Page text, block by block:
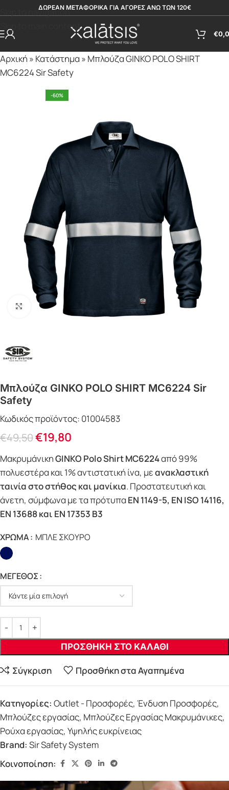
Skip to navigation
Skip to main content
ΔΩΡΕΑΝ ΜΕΤΑΦΟΡΙΚΑ ΓΙΑ ΑΓΟΡΕΣ ΑΝΩ ΤΩΝ 120€
€
Αρχική » Κατάστημα» Μπλούζα GINKO POLO SHIRT
MC6224 Sir Safety
-60%
Click to enlarge
Μπλούζα GINKO POLO SHIRT MC6224 Sir
Safety
Κωδικός προϊόντος: 01004583
€49,50€19,80
ΜακρυμάνικηGINKO Polo Shirt MC6224από 99%
πολυεστέρα και 1% αντιστατική ίνα, μεανακλαστική
ταινία στο στήθος και μανίκια. Προστατευτική και
άνετη, σύμφωνα με τα πρότυπαEN 1149-5, EN ISO 14116,
EN 13688 και EN 17353 B3
ΧΡΩΜΑ ΜΠΛΕ ΣΚΟΥΡΟ
ΜΕΓΕΘΟΣ
ΠΡΟΣΘΗΚΗ ΣΤΟ ΚΑΛΑΘΙ
Σύγκριση Προσθήκη στα Αγαπημένα
Κατηγορίες: Outlet - Προσφορές, Ένδυση Προσφορές,
Μπλούζες εργασίας, Μπλούζες Εργασίας Μακρυμάνικες,
Ρούχα εργασίας, Υψηλής ευκρίνειας
Brand: Sir Safety System
Κοινοποίηση: